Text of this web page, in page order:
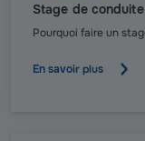
Stage de
Pourquoi faire un
En savoir plus